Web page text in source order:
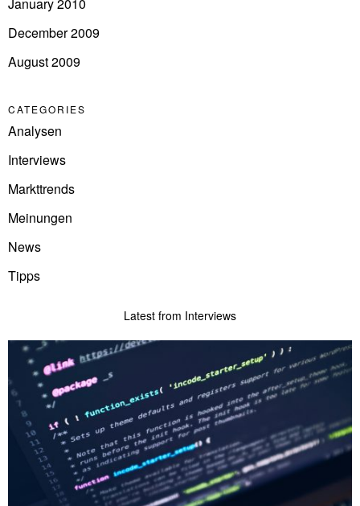
January 2010
December 2009
August 2009
CATEGORIES
Analysen
Interviews
Markttrends
Meinungen
News
Tipps
Latest from Interviews